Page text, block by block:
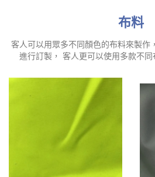
布料
客人可以用眾多不同顏色的布料來製作
進行訂製， 客人更可以使用多款不同